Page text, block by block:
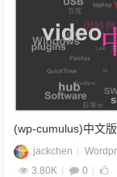
(wp-cumulus)中文
jackchen
3.80K
0